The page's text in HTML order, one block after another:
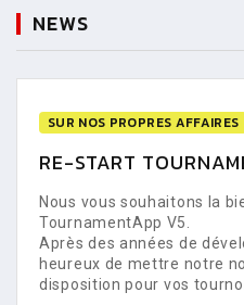
NEWS
SUR NOS PROPRES AFFAIRES
RE-START
Nous vous souhaitons la
TournamentApp V5.
Après des années de
heureux de mettre notre
disposition pour vos